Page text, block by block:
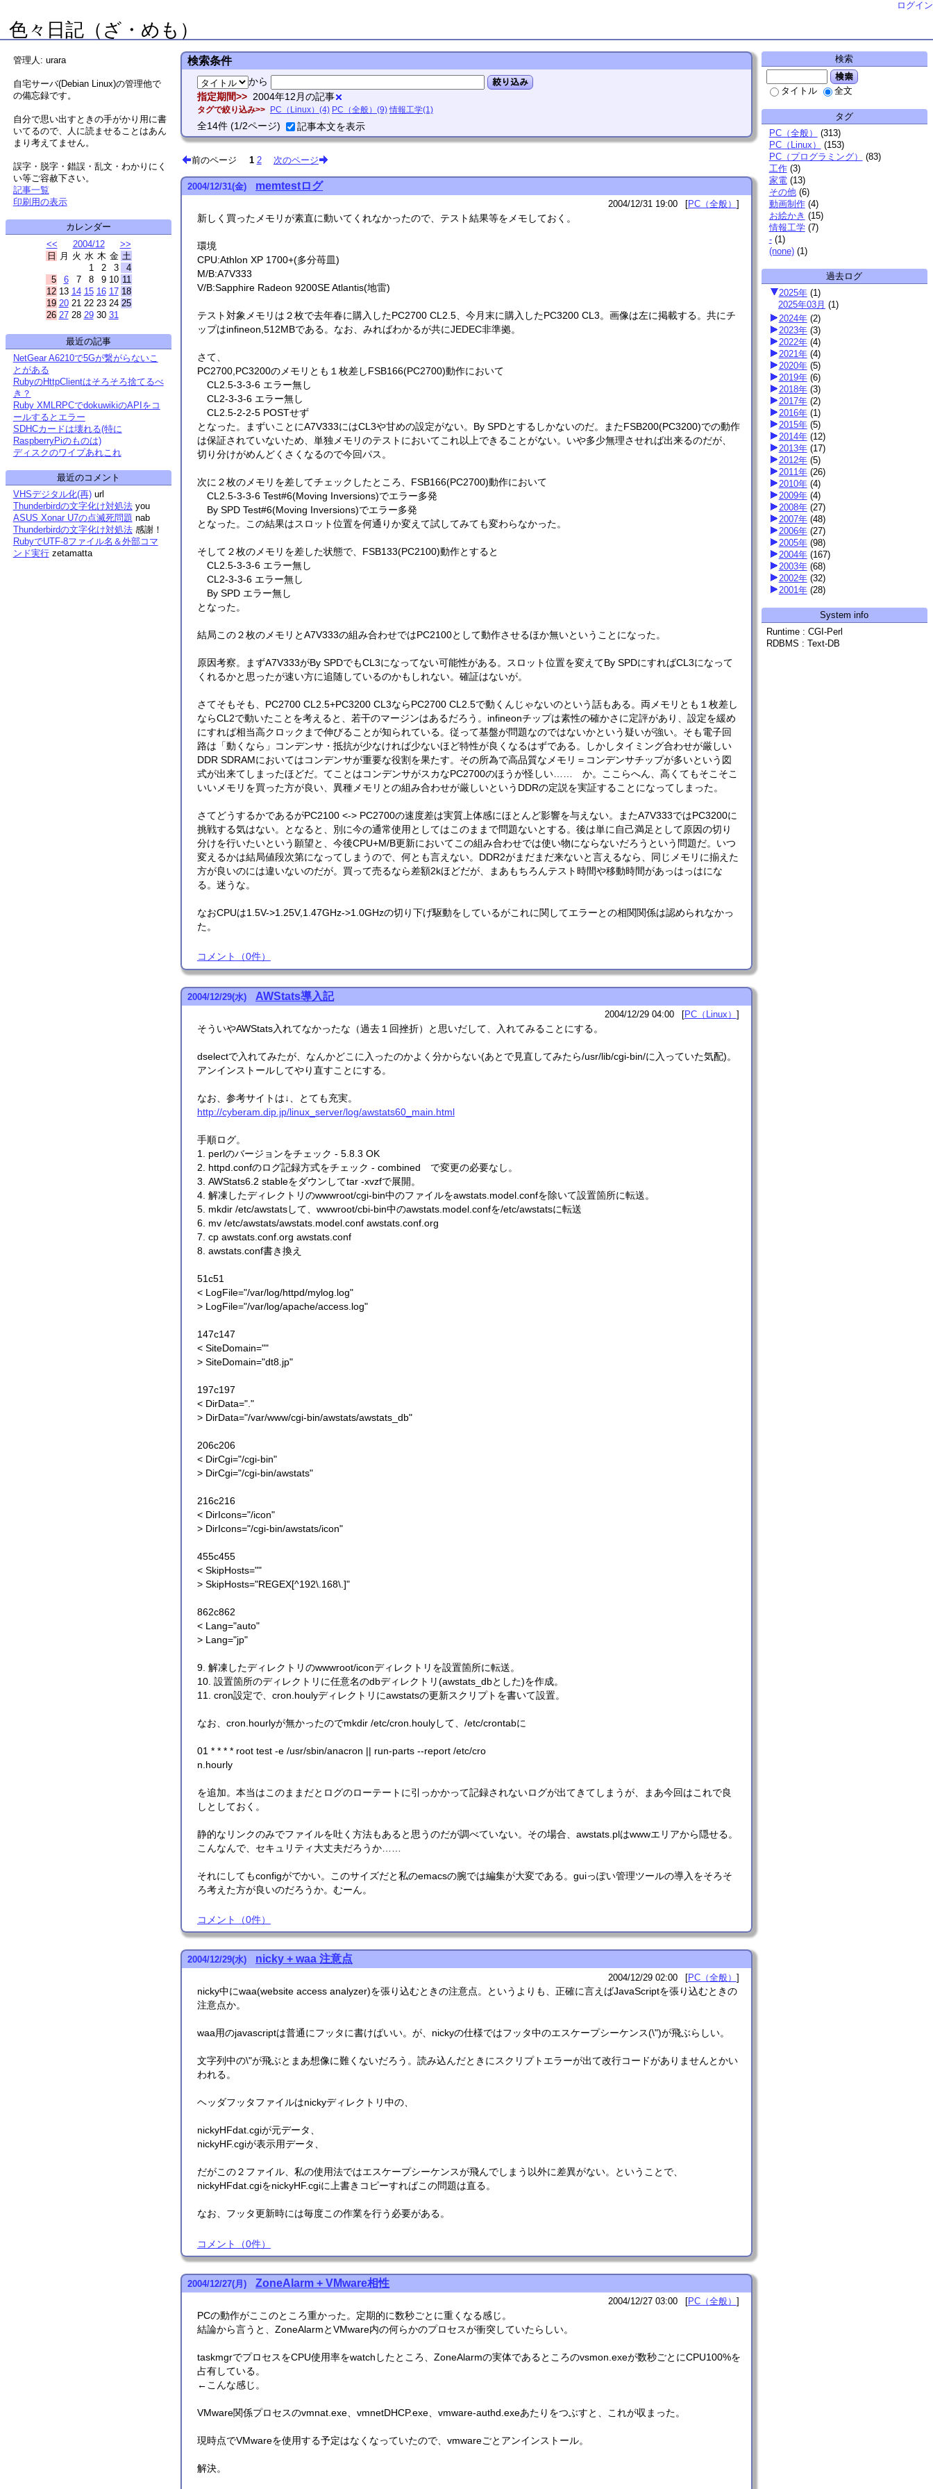
ログイン
色々日記（ざ・めも）
管理人: urara
自宅サーバ(Debian Linux)の管理他で
の備忘録です。
自分で思い出すときの手がかり用に書
いてるので、人に読ませることはあん
まり考えてません。
誤字・脱字・錯誤・乱文・わかりにく
い等ご容赦下さい。
記事一覧
印刷用の表示
カレンダー
<<
2004/12
>>
日
月 火 水 木 金 土
1
2 3
4
5
6 7 8 9 10 11
12 13 14 15 16 17 18
19 20 21 22 23 24 25
26 27 28 29 30 31
最近の記事
NetGear A6210で5Gが繋がらないこ
とがある
RubyのHttpClientはそろそろ捨てるべ
き？
Ruby XMLRPCでdokuwikiのAPIをコ
ールするとエラー
SDHCカードは壊れる(特に
RaspberryPiのものは)
ディスクのワイプあれこれ
最近のコメント
VHSデジタル化(再) url
Thunderbirdの文字化け対処法 you
ASUS Xonar U7の点滅死問題 nab
Thunderbirdの文字化け対処法 感謝！
RubyでUTF-8ファイル名＆外部コマ
ンド実行 zetamatta
検索
検索
タイトル 全文
タグ
PC（全般）
(313)
PC（Linux）
(153)
PC（プログラミング）
(83)
工作 (3)
家電 (13)
その他 (6)
動画制作 (4)
お絵かき (15)
情報工学 (7)
- (1)
(none) (1)
過去ログ
2025年 (1 )
2025年03月 (1 )
2024年 (2)
2023年 (3)
2022年 (4)
2021年 (4)
2020年 (5)
2019年 (6)
2018年 (3)
2017年 (2)
2016年 (1)
2015年 (5)
2014年 (12)
2013年 (17)
2012年 (5)
2011年 (26)
2010年 (4)
2009年 (4)
2008年 (27)
2007年 (48)
2006年 (27)
2005年 (98)
2004年 (167)
2003年 (68)
2002年 (32)
2001年 (28)
System info
Runtime : CGI-Perl
RDBMS : Text-DB
検索条件
から 絞り込み
指定期間 2004年12月の記事
タグで絞り込み PC（Linux）(4) PC（全般）(9) 情報工学(1)
全14件 (1/2ページ) 記事本文を表示
前のページ 1 2 次のページ
2004/12/31(金) memtestログ
2004/12/31 19:00 PC（全般）
新しく買ったメモリが素直に動いてくれなかったので、テスト結果等をメモしておく。
環境
CPU:Athlon XP 1700+(多分苺皿)
M/B:A7V333
V/B:Sapphire Radeon 9200SE Atlantis(地雷)
テスト対象メモリは２枚で去年春に購入したPC2700 CL2.5、今月末に購入したPC3200 CL3。画像は左に掲載する。共にチ
ップはinfineon,512MBである。なお、みればわかるが共にJEDEC非準拠。
さて、
PC2700,PC3200のメモリとも１枚差しFSB166(PC2700)動作において
CL2.5-3-3-6 エラー無し
CL2-3-3-6 エラー無し
CL2.5-2-2-5 POSTせず
となった。まずいことにA7V333にはCL3や甘めの設定がない。By SPDとするしかないのだ。またFSB200(PC3200)での動作
は保証されていないため、単独メモリのテストにおいてこれ以上できることがない。いや多少無理させれば出来るのだが、
切り分けがめんどくさくなるので今回パス。
次に２枚のメモリを差してチェックしたところ、FSB166(PC2700)動作において
CL2.5-3-3-6 Test#6(Moving Inversions)でエラー多発
By SPD Test#6(Moving Inversions)でエラー多発
となった。この結果はスロット位置を何通りか変えて試してみても変わらなかった。
そして２枚のメモリを差した状態で、FSB133(PC2100)動作とすると
CL2.5-3-3-6 エラー無し
CL2-3-3-6 エラー無し
By SPD エラー無し
となった。
結局この２枚のメモリとA7V333の組み合わせではPC2100として動作させるほか無いということになった。
原因考察。まずA7V333がBy SPDでもCL3になってない可能性がある。スロット位置を変えてBy SPDにすればCL3になって
くれるかと思ったが速い方に追随しているのかもしれない。確証はないが。
さてそもそも、PC2700 CL2.5+PC3200 CL3ならPC2700 CL2.5で動くんじゃないのという話もある。両メモリとも１枚差し
ならCL2で動いたことを考えると、若干のマージンはあるだろう。infineonチップは素性の確かさに定評があり、設定を緩め
にすれば相当高クロックまで伸びることが知られている。従って基盤が問題なのではないかという疑いが強い。そも電子回
路は「動くなら」コンデンサ・抵抗が少なければ少ないほど特性が良くなるはずである。しかしタイミング合わせが厳しい
DDR SDRAMにおいてはコンデンサが重要な役割を果たす。その所為で高品質なメモリ＝コンデンサチップが多いという図
式が出来てしまったほどだ。てことはコンデンサがスカなPC2700のほうが怪しい…… か。ここらへん、高くてもそこそこ
いいメモリを買った方が良い、異種メモリとの組み合わせが厳しいというDDRの定説を実証することになってしまった。
さてどうするかであるがPC2100 <-> PC2700の速度差は実質上体感にほとんど影響を与えない。またA7V333ではPC3200に
挑戦する気はない。となると、別に今の通常使用としてはこのままで問題ないとする。後は単に自己満足として原因の切り
分けを行いたいという願望と、今後CPU+M/B更新においてこの組み合わせでは使い物にならないだろうという問題だ。いつ
変えるかは結局値段次第になってしまうので、何とも言えない。DDR2がまだまだ来ないと言えるなら、同じメモリに揃えた
方が良いのには違いないのだが。買って売るなら差額2kほどだが、まあもちろんテスト時間や移動時間があっはっはにな
る。迷うな。
なおCPUは1.5V->1.25V,1.47GHz->1.0GHzの切り下げ駆動をしているがこれに関してエラーとの相関関係は認められなかっ
た。
コメント （0件）
2004/12/29(水) AWStats導入記
2004/12/29 04:00 PC（Linux）
そういやAWStats入れてなかったな（過去１回挫折）と思いだして、入れてみることにする。
dselectで入れてみたが、なんかどこに入ったのかよく分からない(あとで見直してみたら/usr/lib/cgi-bin/に入っていた気配)。
アンインストールしてやり直すことにする。
なお、参考サイトは↓、とても充実。
http://cyberam.dip.jp/linux_server/log/awstats60_main.html
手順ログ。
1. perlのバージョンをチェック - 5.8.3 OK
2. httpd.confのログ記録方式をチェック - combined で変更の必要なし。
3. AWStats6.2 stableをダウンしてtar -xvzfで展開。
4. 解凍したディレクトリのwwwroot/cgi-bin中のファイルをawstats.model.confを除いて設置箇所に転送。
5. mkdir /etc/awstatsして、wwwroot/cbi-bin中のawstats.model.confを/etc/awstatsに転送
6. mv /etc/awstats/awstats.model.conf awstats.conf.org
7. cp awstats.conf.org awstats.conf
8. awstats.conf書き換え
51c51
< LogFile="/var/log/httpd/mylog.log"
> LogFile="/var/log/apache/access.log"
147c147
< SiteDomain=""
> SiteDomain="dt8.jp"
197c197
< DirData="."
> DirData="/var/www/cgi-bin/awstats/awstats_db"
206c206
< DirCgi="/cgi-bin"
> DirCgi="/cgi-bin/awstats"
216c216
< DirIcons="/icon"
> DirIcons="/cgi-bin/awstats/icon"
455c455
< SkipHosts=""
> SkipHosts="REGEX[^192\.168\.]"
862c862
< Lang="auto"
> Lang="jp"
9. 解凍したディレクトリのwwwroot/iconディレクトリを設置箇所に転送。
10. 設置箇所のディレクトリに任意名のdbディレクトリ(awstats_dbとした)を作成。
11. cron設定で、cron.houlyディレクトリにawstatsの更新スクリプトを書いて設置。
なお、cron.hourlyが無かったのでmkdir /etc/cron.houlyして、/etc/crontabに
01 * * * * root test -e /usr/sbin/anacron || run-parts --report /etc/cro
n.hourly
を追加。本当はこのままだとログのローテートに引っかかって記録されないログが出てきてしまうが、まあ今回はこれで良
しとしておく。
静的なリンクのみでファイルを吐く方法もあると思うのだが調べていない。その場合、awstats.plはwwwエリアから隠せる。
こんなんで、セキュリティ大丈夫だろうか……
それにしてもconfigがでかい。このサイズだと私のemacsの腕では編集が大変である。guiっぽい管理ツールの導入をそろそ
ろ考えた方が良いのだろうか。むーん。
コメント （0件）
2004/12/29(水) nicky + waa 注意点
2004/12/29 02:00 PC（全般）
nicky中にwaa(website access analyzer)を張り込むときの注意点。というよりも、正確に言えばJavaScriptを張り込むときの
注意点か。
waa用のjavascriptは普通にフッタに書けばいい。が、nickyの仕様ではフッタ中のエスケープシーケンス(\")が飛ぶらしい。
文字列中の\"が飛ぶとまあ想像に難くないだろう。読み込んだときにスクリプトエラーが出て改行コードがありませんとかい
われる。
ヘッダフッタファイルはnickyディレクトリ中の、
nickyHFdat.cgiが元データ、
nickyHF.cgiが表示用データ、
だがこの２ファイル、私の使用法ではエスケープシーケンスが飛んでしまう以外に差異がない。ということで、
nickyHFdat.cgiをnickyHF.cgiに上書きコピーすればこの問題は直る。
なお、フッタ更新時には毎度この作業を行う必要がある。
コメント （0件）
2004/12/27(月) ZoneAlarm + VMware相性
2004/12/27 03:00 PC（全般）
PCの動作がここのところ重かった。定期的に数秒ごとに重くなる感じ。
結論から言うと、ZoneAlarmとVMware内の何らかのプロセスが衝突していたらしい。
taskmgrでプロセスをCPU使用率をwatchしたところ、ZoneAlarmの実体であるところのvsmon.exeが数秒ごとにCPU100%を
占有している。
←こんな感じ。
VMware関係プロセスのvmnat.exe、vmnetDHCP.exe、vmware-authd.exeあたりをつぶすと、これが収まった。
現時点でVMwareを使用する予定はなくなっていたので、vmwareごとアンインストール。
解決。